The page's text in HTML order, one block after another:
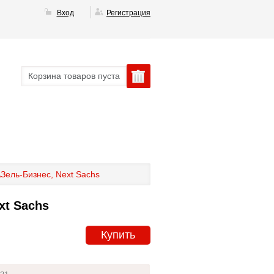
Вход Регистрация
Корзина товаров пуста
Бизнес, Next Sachs
Sachs
Купить